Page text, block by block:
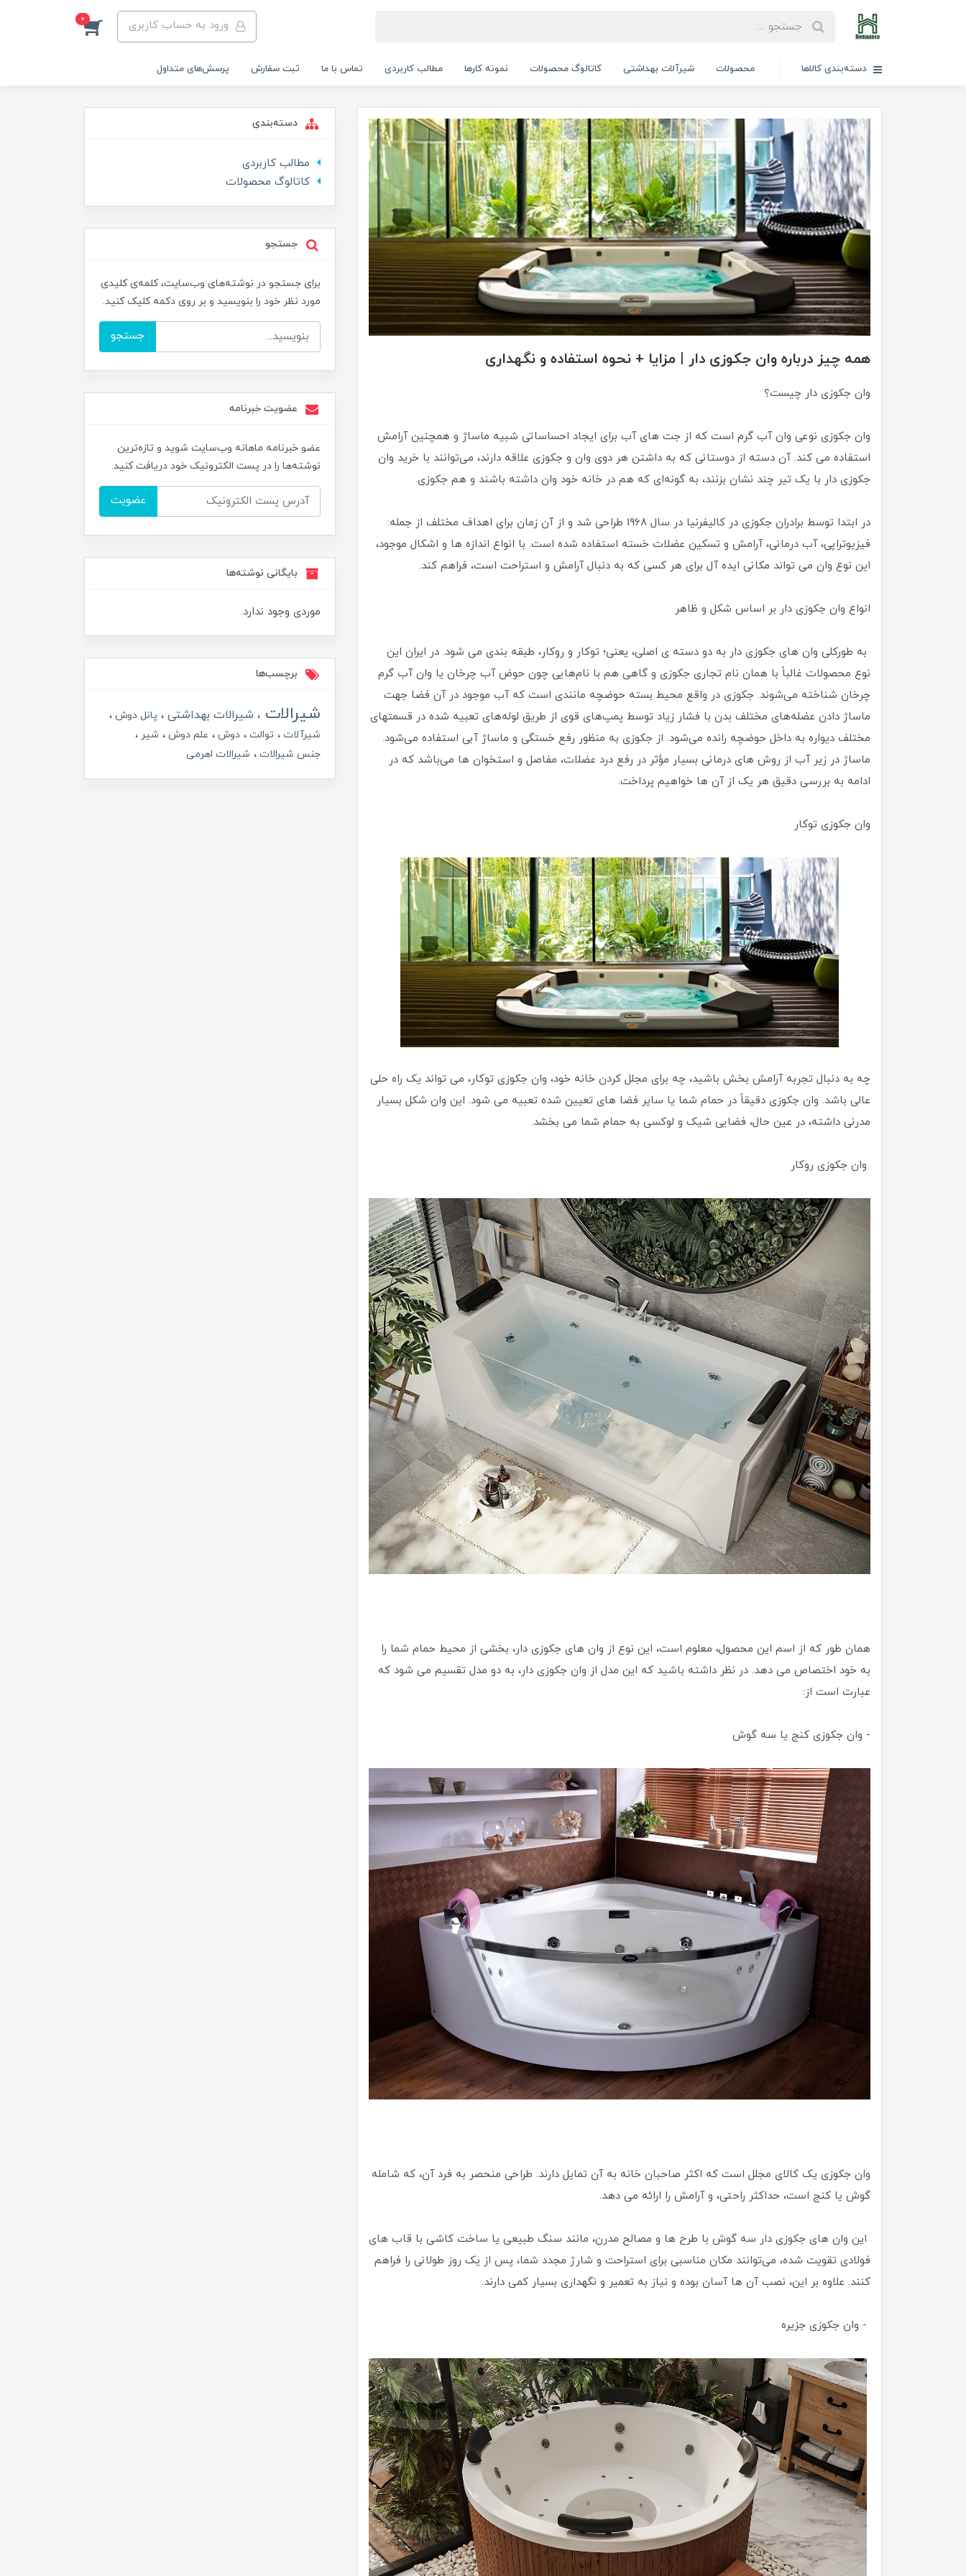
ورود به حساب کاربری 0
دسته‌بندی کالاها محصولات شیرآلات بهداشتی کاتالوگ محصولات نمونه کارها مطالب کاربردی تماس با ما ثبت سفارش پرسش‌های متداول
همه چیز درباره وان جکوزی دار | مزایا + نحوه استفاده و نگهداری
وان جکوزی دار چیست؟
وان جکوزی نوعی وان آب گرم است که از جت های آب برای ایجاد احساساتی شبیه ماساژ و همچنین آرامش
استفاده می کند. آن دسته از دوستانی که به داشتن هر دوی وان و جکوزی علاقه دارند، می‌توانند با خرید وان
جکوزی دار با یک تیر چند نشان بزنند، به گونه‌ای که هم در خانه خود وان داشته باشند و هم جکوزی.
در ابتدا توسط برادران جکوزی در کالیفرنیا در سال 1968 طراحی شد و از آن زمان برای اهداف مختلف از جمله:
فیزیوتراپی، آب درمانی، آرامش و تسکین عضلات خسته استفاده شده است. با انواع اندازه ها و اشکال موجود،
این نوع وان می تواند مکانی ایده آل برای هر کسی که به دنبال آرامش و استراحت است، فراهم کند.
انواع وان جکوزی دار بر اساس شکل و ظاهر
به طورکلی وان های جکوزی دار به دو دسته ی اصلی، یعنی؛ توکار و روکار، طبقه بندی می شود. در ایران این
نوع محصولات غالباً با همان نام تجاری جکوزی و گاهی هم با نام‎‎‎‎‎هایی چون حوض آب چرخان یا وان آب گرم
چرخان شناخته می‌شوند. جکوزی در واقع محیط بسته حوضچه مانندی است که آب موجود در آن فضا جهت
ماساژ دادن عضله‌های مختلف بدن با فشار زیاد توسط پمپ‌های قوی از طریق لوله‌‎های تعبیه شده در قسمتهای
مختلف دیواره به داخل حوضچه رانده می‌شود. از جکوزی به منظور رفع خستگی و ماساژ آبی استفاده می‌شود.
ماساژ در زیر آب از روش های درمانی بسیار مؤثر در رفع درد عضلات، مفاصل و استخوان ها می‌باشد که در
ادامه به بررسی دقیق هر یک از آن ها خواهیم پرداخت.
وان جکوزی توکار
چه به دنبال تجربه آرامش بخش باشید، چه برای مجلل کردن خانه خود، وان جکوزی توکار، می تواند یک راه حلی
عالی باشد. وان جکوزی دقیقاً در حمام شما یا سایر فضا های تعیین شده تعبیه می شود. این وان شکل بسیار
مدرنی داشته، در عین حال، فضایی شیک و لوکسی به حمام شما می بخشد.
وان جکوزی روکار
همان طور که از اسم این محصول، معلوم است، این نوع از وان های جکوزی دار، بخشی از محیط حمام شما را
به خود اختصاص می دهد. در نظر داشته باشید که این مدل از وان جکوزی دار، به دو مدل تقسیم می شود که
عبارت است از:
- وان جکوزی کنج یا سه گوش
وان جکوزی یک کالای مجلل است که اکثر صاحبان خانه به آن تمایل دارند. طراحی منحصر به فرد آن، که شامله
گوش یا کنج است، حداکثر راحتی، و آرامش را ارائه می دهد.
این وان ‌های جکوزی دار سه گوش با طرح‌ ها و مصالح مدرن، مانند سنگ طبیعی یا ساخت کاشی با قاب‌ های
فولادی تقویت‌ شده، می‌توانند مکان مناسبی برای استراحت و شارژ مجدد شما، پس از یک روز طولانی را فراهم
کنند. علاوه بر این، نصب آن ها آسان بوده و نیاز به تعمیر و نگهداری بسیار کمی دارند.
- وان جکوزی جزیره
دسته‌بندی
مطالب کاربردی
کاتالوگ محصولات
جستجو
برای جستجو در نوشته‌های وب‌سایت، کلمه‌ی کلیدی
مورد نظر خود را بنویسید و بر روی دکمه کلیک کنید.
جستجو
عضویت خبرنامه
عضو خبرنامه ماهانه وب‌سایت شوید و تازه‌ترین
نوشته‌ها را در پست الکترونیک خود دریافت کنید.
عضویت
بایگانی نوشته‌ها
موردی وجود ندارد.
برچسب‌ها
شیرالات شیرالات بهداشتی
پانل دوش
شیرآلات
توالت دوش علم دوش
شیر
جنس شیرالات
شیرالات اهرمی